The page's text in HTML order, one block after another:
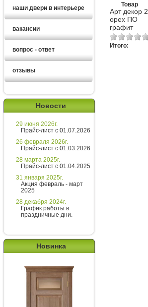
наши двери в интерьере
вакансии
вопрос - ответ
отзывы
Новости
29 июня 2026г.
Прайс-лист с 01.07.2026
26 февраля 2026г.
Прайс-лист с 01.03.2026
28 марта 2025г.
Прайс-лист с 01.04.2025
31 января 2025г.
Акция февраль - март
2025
28 декабря 2024г.
График работы в
праздничные дни.
Новинка
Товар
Арт декор 2
орех ПО
графит
Итого:
Введите сообщение
Ирина
менеджер
Здравствуйте!